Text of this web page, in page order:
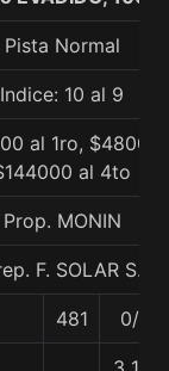
Pista Normal
Indice: 10 al 9
al 1ro,
al 4to
Prop. MONIN
F. SOLAR S.
481 0/0